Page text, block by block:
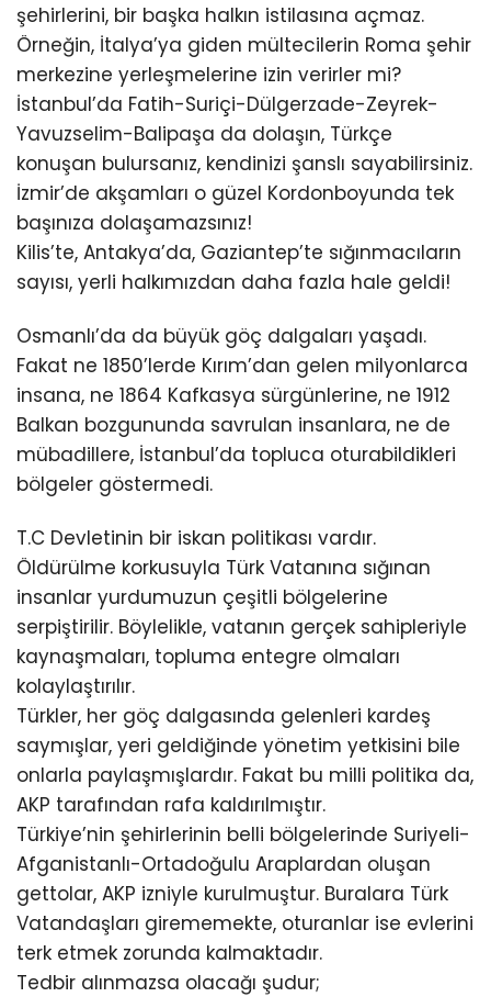
şehirlerini, bir başka halkın istilasına açmaz.
Örneğin, İtalya’ya giden mültecilerin Roma şehir
merkezine yerleşmelerine izin verirler mi?
İstanbul’da Fatih-Suriçi-Dülgerzade-Zeyrek-
Yavuzselim-Balipaşa da dolaşın, Türkçe
konuşan bulursanız, kendinizi şanslı sayabilirsiniz.
İzmir’de akşamları o güzel Kordonboyunda tek
başınıza dolaşamazsınız!
Kilis’te, Antakya’da, Gaziantep’te sığınmacıların
sayısı, yerli halkımızdan daha fazla hale geldi!
Osmanlı’da da büyük göç dalgaları yaşadı.
Fakat ne 1850’lerde Kırım’dan gelen milyonlarca
insana, ne 1864 Kafkasya sürgünlerine, ne 1912
Balkan bozgununda savrulan insanlara, ne de
mübadillere, İstanbul’da topluca oturabildikleri
bölgeler göstermedi.
T.C Devletinin bir iskan politikası vardır.
Öldürülme korkusuyla Türk Vatanına sığınan
insanlar yurdumuzun çeşitli bölgelerine
serpiştirilir. Böylelikle, vatanın gerçek sahipleriyle
kaynaşmaları, topluma entegre olmaları
kolaylaştırılır.
Türkler, her göç dalgasında gelenleri kardeş
saymışlar, yeri geldiğinde yönetim yetkisini bile
onlarla paylaşmışlardır. Fakat bu milli politika da,
AKP tarafından rafa kaldırılmıştır.
Türkiye’nin şehirlerinin belli bölgelerinde Suriyeli-
Afganistanlı-Ortadoğulu Araplardan oluşan
gettolar, AKP izniyle kurulmuştur. Buralara Türk
Vatandaşları girememekte, oturanlar ise evlerini
terk etmek zorunda kalmaktadır.
Tedbir alınmazsa olacağı şudur;